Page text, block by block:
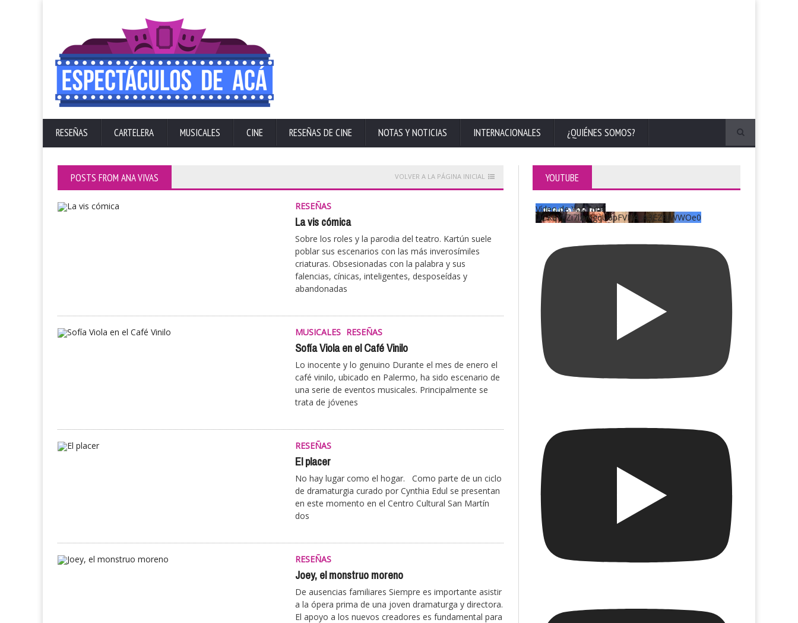
RESEÑAS CARTELERA MUSICALES CINE RESEÑAS DE CINE NOTAS Y NOTICIAS INTERNACIONALES ¿QUIÉNES SOMOS?
POSTS FROM ANA VIVAS VOLVER A LA PÁGINA INICIAL
RESEÑAS
La vis cómica
Sobre los roles y la parodia del teatro. Kartún suele
poblar sus escenarios con las más inverosímiles
criaturas. Obsesionadas con la palabra y sus
falencias, cínicas, inteligentes, desposeídas y
abandonadas
MUSICALES RESEÑAS
Sofía Viola en el Café Vinilo
Lo inocente y lo genuino Durante el mes de enero el
café vinilo, ubicado en Palermo, ha sido escenario de
una serie de eventos musicales. Principalmente se
trata de jóvenes
RESEÑAS
El placer
No hay lugar como el hogar. Como parte de un ciclo
de dramaturgia curado por Cynthia Edul se presentan
en este momento en el Centro Cultural San Martín
dos
RESEÑAS
Joey, el monstruo moreno
De ausencias familiares Siempre es importante asistir
a la ópera prima de una joven dramaturga y directora.
El apoyo a los nuevos creadores es fundamental para
YOUTUBE
Vídeo de YouTube
UCKqYjiZi7lzy6gqU6pFVFiA_A3EZ9JWWOe0